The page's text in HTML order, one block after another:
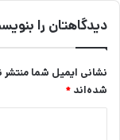
دیدگاهتان را
نشانی ایمیل شما
شده‌اند *